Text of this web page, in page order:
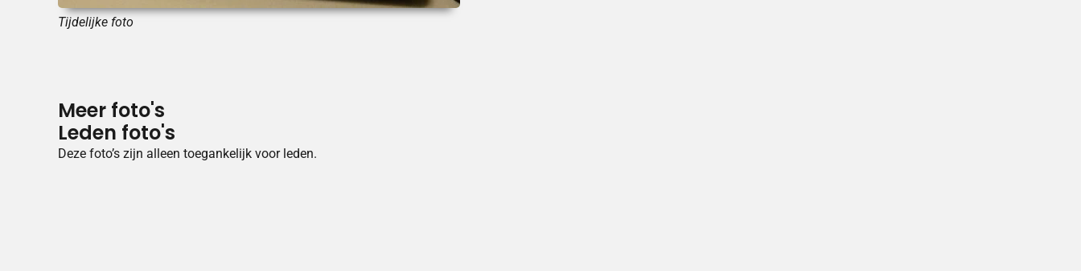
Tijdelijke foto
Meer foto's
Leden foto's
Deze foto’s zijn alleen toegankelijk voor leden.